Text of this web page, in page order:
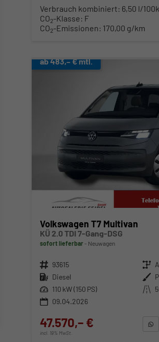
Verbrauch kombiniert: 6,50 l/
CO2-Klasse: F
CO2-Emissionen: 170,00 g/km
ab 483,– € mtl.
Volkswagen T7 Multivan
KÜ 2.0 TDI 7-Gang-DSG
sofort lieferbar Neuwagen
Fahrzeugnr. 93615 Getriebe
Kraftstoff Diesel Außenfarbe
Leistung 110 kW (150 PS) Kilometerstand
09.04.2026
47.570,– €
incl. 19% MwSt.